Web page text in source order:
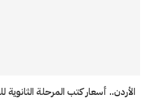
الأردن.. أسعار كتب المرحلة الثانوية للعام